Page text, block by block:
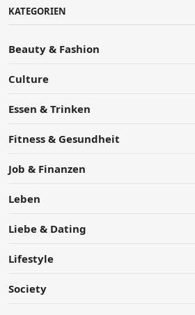
KATEGORIEN
Beauty & Fashion
Culture
Essen & Trinken
Fitness & Gesundheit
Job & Finanzen
Leben
Liebe & Dating
Lifestyle
Society